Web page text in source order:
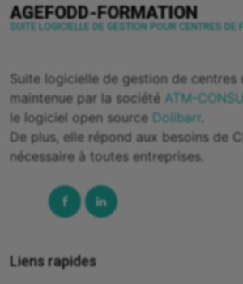
AGEFODD-FORMATION
SUITE LOGICIELLE DE GESTION POUR CENTRES DE
Suite logicielle de gestion de centres
maintenue par la société ATM-
le logiciel open source Dolibarr
De plus, elle répond aux besoins de
nécessaire à toutes entreprises.
FacebookLinked-
In
Liens rapides